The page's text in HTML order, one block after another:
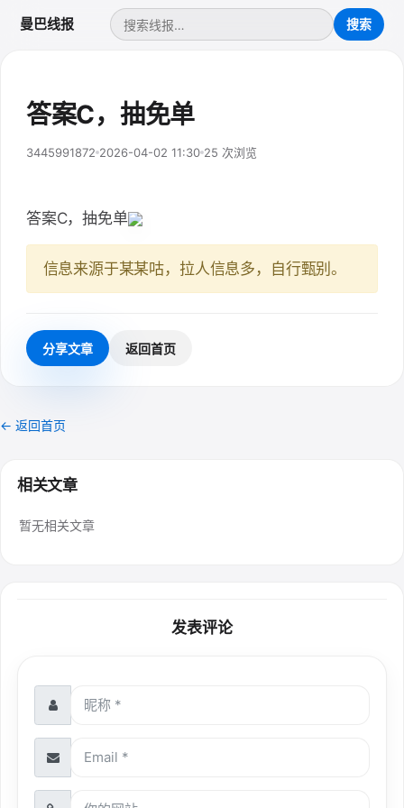
曼巴线报
答案C，抽免单
3445991872 2026-04-02 11:30 25 次浏览
答案C，抽免单
信息来源于某某咕，拉人信息多，自行甄别。
分享文章 返回首页
← 返回首页
相关文章
暂无相关文章
发表评论